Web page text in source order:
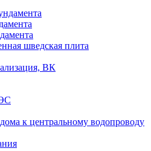
шведская плита
ВК
к центральному водопроводу